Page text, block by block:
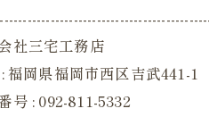
社三宅工務店
福岡県福岡市西区吉武441-1
号 : 092-811-5332